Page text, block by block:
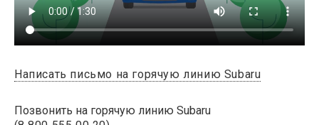
Написать письмо на горячую линию Subaru
Позвонить на горячую линию Subaru